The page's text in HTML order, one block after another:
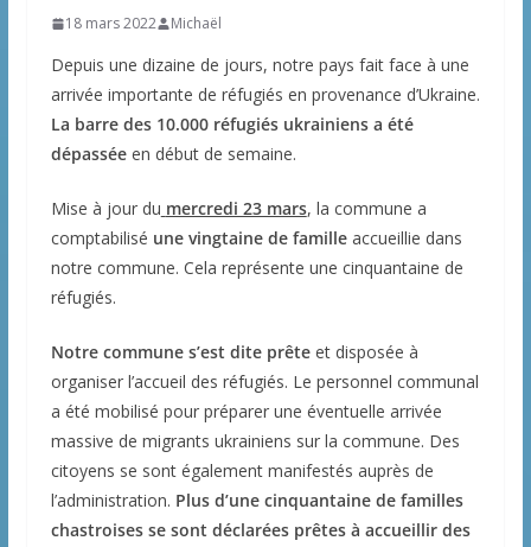
18 mars 2022 Michaël
Depuis une dizaine de jours, notre pays fait face à une
arrivée importante de réfugiés en provenance d’Ukraine.
La barre des 10.000 réfugiés ukrainiens a été
dépassée en début de semaine.
Mise à jour du mercredi 23 mars, la commune a
comptabilisé une vingtaine de familleaccueillie dans
notre commune. Cela représente une cinquantaine de
réfugiés.
Notre commune s’est dite prêteet disposée à
organiser l’accueil des réfugiés. Le personnel communal
a été mobilisé pour préparer une éventuelle arrivée
massive de migrants ukrainiens sur la commune. Des
citoyens se sont également manifestés auprès de
l’administration. Plus d’une cinquantaine de familles
chastroises se sont déclarées prêtes à accueillir des